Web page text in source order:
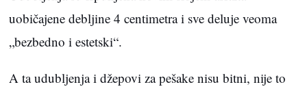
uobičajene debljine 4 centimetra i sve deluje veoma
„bezbedno i estetski“.
A ta udubljenja i džepovi za pešake nisu bitni, nije to